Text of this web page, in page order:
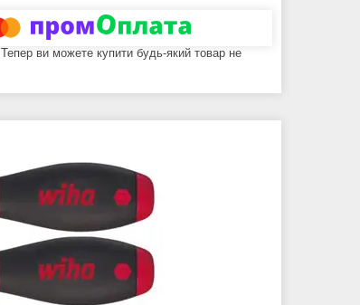
Тепер ви можете купити будь-який товар не